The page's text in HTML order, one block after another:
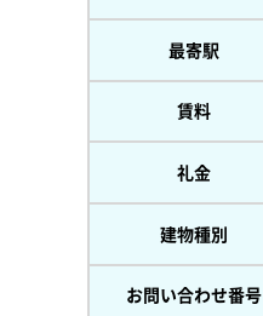
最寄駅
賃料
礼金
建物種別
お問い合わせ番号